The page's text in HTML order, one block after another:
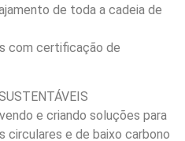
de toda a cadeia de
com certificação de
e criando soluções para
circulares e de baixo carbono